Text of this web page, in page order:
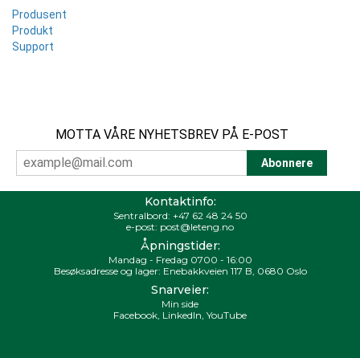
Produsent
Produkt
Support
MOTTA VÅRE NYHETSBREV PÅ E-POST
Kontaktinfo:
Sentralbord: +47 62 48 24 50
e-post: post@leteng.no
Åpningstider:
Mandag - Fredag 0700 - 16:00
Besøksadresse og lager: Enebakkveien 117 B, 0680 Oslo
Snarveier:
Min side
Facebook LinkedIn YouTube